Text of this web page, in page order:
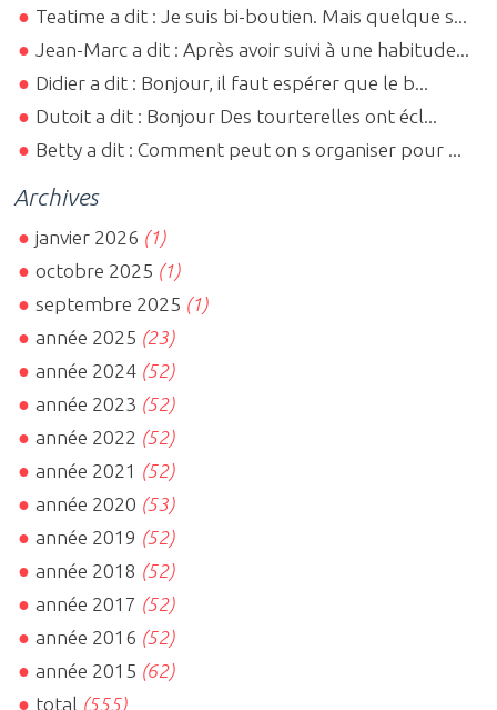
Teatime a dit : Je suis bi-boutien. Mais quelque s...
Jean-Marc a dit : Après avoir suivi à une habitude...
Didier a dit : Bonjour, il faut espérer que le b...
Dutoit a dit : Bonjour Des tourterelles ont écl...
Betty a dit : Comment peut on s organiser pour ...
Archives
janvier 2026 (1)
octobre 2025 (1)
septembre 2025 (1)
année 2025 (23)
année 2024 (52)
année 2023 (52)
année 2022 (52)
année 2021 (52)
année 2020 (53)
année 2019 (52)
année 2018 (52)
année 2017 (52)
année 2016 (52)
année 2015 (62)
total (555)